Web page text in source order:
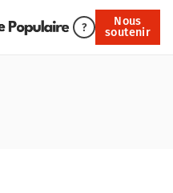
?
Nous
soutenir